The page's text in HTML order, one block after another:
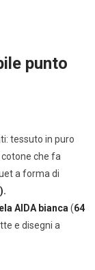
punto
tessuto in puro
che fa
a forma di
AIDA bianca (64
e disegni a